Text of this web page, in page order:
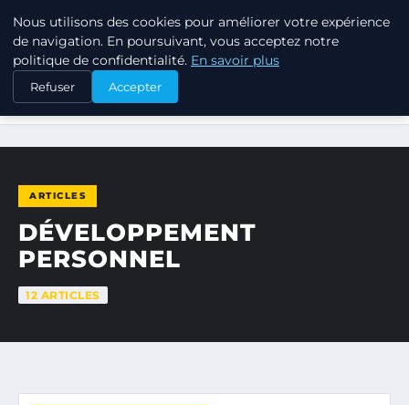
TUEZ-LES TOUS
ACCUEIL DÉVELOPPEMENT PERSONNEL
ARTICLES
DÉVELOPPEMENT
PERSONNEL
12 ARTICLES
Nous utilisons des cookies pour améliorer votre expérience
de navigation. En poursuivant, vous acceptez notre
politique de confidentialité. En savoir plus
Refuser Accepter